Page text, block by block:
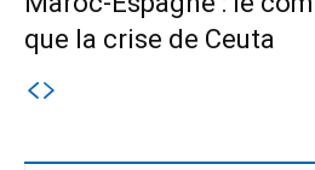
que la crise de Ceuta